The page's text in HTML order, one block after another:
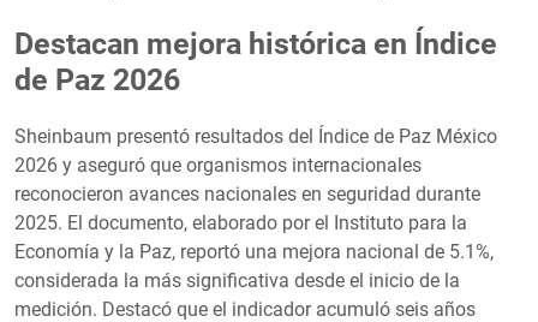
Destacan mejora histórica en Índice
de Paz 2026
Sheinbaum presentó resultados del Índice de Paz México
2026 y aseguró que organismos internacionales
reconocieron avances nacionales en seguridad durante
2025. El documento, elaborado por el Instituto para la
Economía y la Paz, reportó una mejora nacional de 5.1%,
considerada la más significativa desde el inicio de la
medición. Destacó que el indicador acumuló seis años